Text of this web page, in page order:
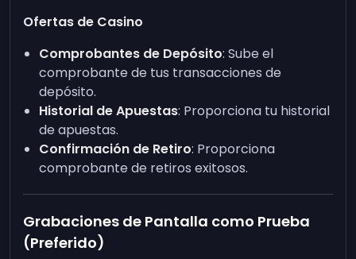
Ofertas de Casino
Comprobantes de Depósito: Sube el
comprobante de tus transacciones de
depósito.
Historial de Apuestas: Proporciona tu historial
de apuestas.
Confirmación de Retiro: Proporciona
comprobante de retiros exitosos.
Grabaciones de Pantalla como Prueba
(Preferido)